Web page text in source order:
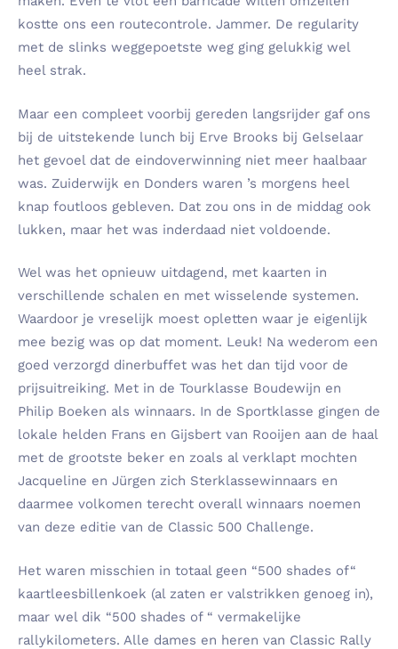
kostte ons een routecontrole. Jammer. De regularity
met de slinks weggepoetste weg ging gelukkig wel
heel strak.
Maar een compleet voorbij gereden langsrijder gaf ons
bij de uitstekende lunch bij Erve Brooks bij Gelselaar
het gevoel dat de eindoverwinning niet meer haalbaar
was. Zuiderwijk en Donders waren ’s morgens heel
knap foutloos gebleven. Dat zou ons in de middag ook
lukken, maar het was inderdaad niet voldoende.
Wel was het opnieuw uitdagend, met kaarten in
verschillende schalen en met wisselende systemen.
Waardoor je vreselijk moest opletten waar je eigenlijk
mee bezig was op dat moment. Leuk! Na wederom een
goed verzorgd dinerbuffet was het dan tijd voor de
prijsuitreiking. Met in de Tourklasse Boudewijn en
Philip Boeken als winnaars. In de Sportklasse gingen de
lokale helden Frans en Gijsbert van Rooijen aan de haal
met de grootste beker en zoals al verklapt mochten
Jacqueline en Jürgen zich Sterklassewinnaars en
daarmee volkomen terecht overall winnaars noemen
van deze editie van de Classic 500 Challenge.
Het waren misschien in totaal geen “500 shades of“
kaartleesbillenkoek (al zaten er valstrikken genoeg in),
maar wel dik “500 shades of “ vermakelijke
rallykilometers. Alle dames en heren van Classic Rally